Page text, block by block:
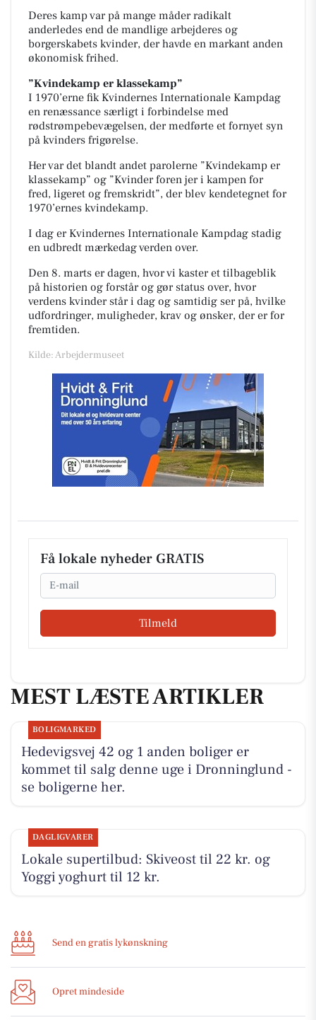
Deres kamp var på mange måder radikalt
anderledes end de mandlige arbejderes og
borgerskabets kvinder, der havde en markant anden
økonomisk frihed.
”Kvindekamp er klassekamp”
I 1970’erne fik Kvindernes Internationale Kampdag
en renæssance særligt i forbindelse med
rødstrømpebevægelsen, der medførte et fornyet syn
på kvinders frigørelse.
Her var det blandt andet parolerne ”Kvindekamp er
klassekamp” og ”Kvinder foren jer i kampen for
fred, ligeret og fremskridt”, der blev kendetegnet for
1970’ernes kvindekamp.
I dag er Kvindernes Internationale Kampdag stadig
en udbredt mærkedag verden over.
Den 8. marts er dagen, hvor vi kaster et tilbageblik
på historien og forstår og gør status over, hvor
verdens kvinder står i dag og samtidig ser på, hvilke
udfordringer, muligheder, krav og ønsker, der er for
fremtiden.
Kilde: Arbejdermuseet
Få lokale nyheder GRATIS
Email
Tilmeld
MEST LÆSTE ARTIKLER
BOLIGMARKED
Hedevigsvej 42 og 1 anden boliger er
kommet til salg denne uge i Dronninglund -
se boligerne her.
DAGLIGVARER
Lokale supertilbud: Skiveost til 22 kr. og
Yoggi yoghurt til 12 kr.
Send en gratis lykønskning
Opret mindeside